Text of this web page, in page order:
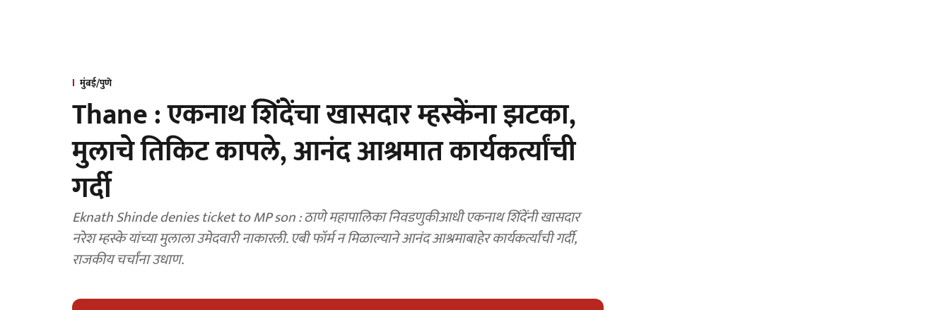
मुंबई/पुणे
Thane : एकनाथ शिंदेंचा खासदार म्हस्केंना झटका,
मुलाचे तिकिट कापले, आनंद आश्रमात कार्यकर्त्यांची
गर्दी
Eknath Shinde denies ticket to MP son : ठाणे महापालिका निवडणुकीआधी एकनाथ शिंदेंनी खासदार
नरेश म्हस्के यांच्या मुलाला उमेदवारी नाकारली. एबी फॉर्म न मिळाल्याने आनंद आश्रमाबाहेर कार्यकर्त्यांची गर्दी,
राजकीय चर्चांना उधाण.